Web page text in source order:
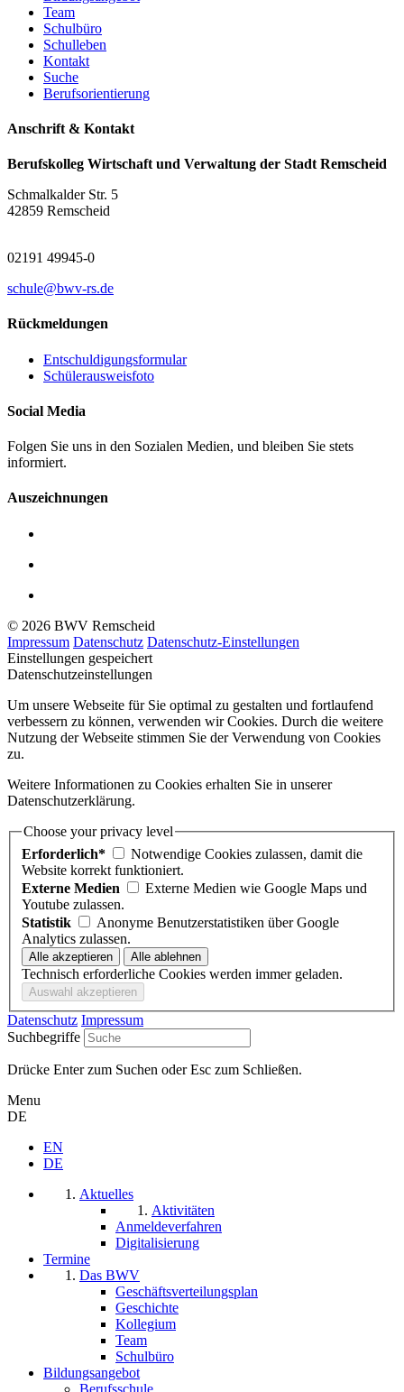
Team
Schulbüro
Schulleben
Kontakt
Suche
Berufsorientierung
Anschrift & Kontakt
Berufskolleg Wirtschaft und Verwaltung der Stadt Remscheid
Schmalkalder Str. 5
42859 Remscheid
02191 49945-0
schule@bwv-rs.de
Rückmeldungen
Entschuldigungsformular
Schülerausweisfoto
Social Media
Folgen Sie uns in den Sozialen Medien, und bleiben Sie stets
informiert.
Auszeichnungen
© 2026 BWV Remscheid
Impressum Datenschutz Datenschutz-Einstellungen
Einstellungen gespeichert
Datenschutzeinstellungen
Um unsere Webseite für Sie optimal zu gestalten und fortlaufend
verbessern zu können, verwenden wir Cookies. Durch die weitere
Nutzung der Webseite stimmen Sie der Verwendung von Cookies
zu.
Weitere Informationen zu Cookies erhalten Sie in unserer
Datenschutzerklärung.
Choose your privacy level
Erforderlich*
Notwendige Cookies zulassen, damit die
Website korrekt funktioniert.
Externe Medien
Externe Medien wie Google Maps und
Youtube zulassen.
Statistik
Anonyme Benutzerstatistiken über Google
Analytics zulassen.
Technisch erforderliche Cookies werden immer geladen.
Datenschutz Impressum
Suchbegriffe
Drücke Enter zum Suchen oder Esc zum Schließen.
Menu
DE
EN
DE
Aktuelles
Aktivitäten
Anmeldeverfahren
Digitalisierung
Termine
Das BWV
Geschäftsverteilungsplan
Geschichte
Kollegium
Team
Schulbüro
Bildungsangebot